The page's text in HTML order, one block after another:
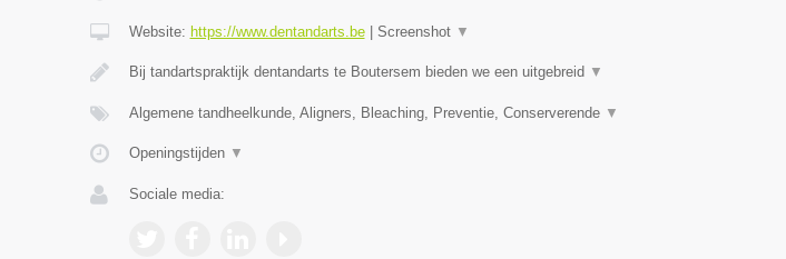
Website: https://www.dentandarts.be| Screenshot ▼
Bij tandartspraktijk dentandarts te Boutersem bieden we een uitgebreid ▼
Algemene tandheelkunde, Aligners, Bleaching, Preventie, Conserverende ▼
Openingstijden ▼
Sociale media: